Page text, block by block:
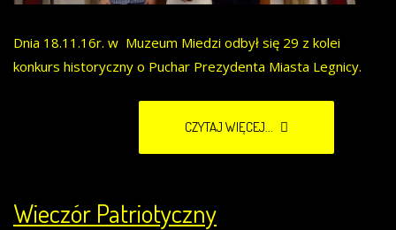
Dnia 18.11.16r. w Muzeum Miedzi odbył się 29 z kolei
konkurs historyczny o Puchar Prezydenta Miasta Legnicy.
CZYTAJ WIĘCEJ...
Wieczór Patriotyczny